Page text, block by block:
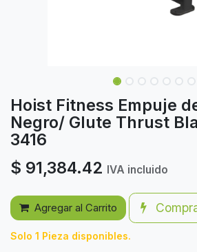
Hoist Fitness Empuje
Negro/ Glute Thrust
3416
$ 91,384.42 IVA incluido
Agregar al Carrito
Solo 1 Pieza disponibles.